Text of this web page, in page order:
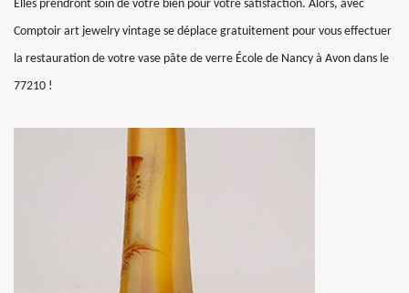
Elles prendront soin de votre bien pour votre satisfaction. Alors, avec
Comptoir art jewelry vintage se déplace gratuitement pour vous effectuer
la restauration de votre vase pâte de verre École de Nancy à Avon dans le
77210 !